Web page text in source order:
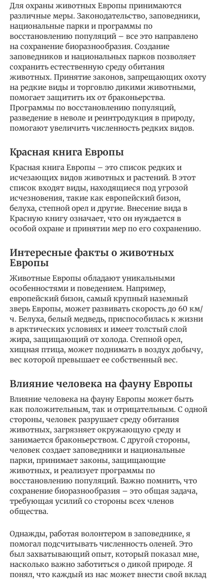
Для охраны животных Европы принимаются
различные меры. Законодательство, заповедники,
национальные парки и программы по
восстановлению популяций – все это направлено
на сохранение биоразнообразия. Создание
заповедников и национальных парков позволяет
сохранить естественную среду обитания
животных. Принятие законов, запрещающих охоту
на редкие виды и торговлю дикими животными,
помогает защитить их от браконьерства.
Программы по восстановлению популяций,
разведение в неволе и реинтродукция в природу,
помогают увеличить численность редких видов.
Красная книга Европы
Красная книга Европы – это список редких и
исчезающих видов животных и растений. В этот
список входят виды, находящиеся под угрозой
исчезновения, такие как европейский бизон,
белуха, степной орел и другие. Внесение вида в
Красную книгу означает, что он нуждается в
особой охране и принятии мер по его сохранению.
Интересные факты о животных
Европы
Животные Европы обладают уникальными
особенностями и поведением. Например,
европейский бизон, самый крупный наземный
зверь Европы, может развивать скорость до 60 км/
ч. Белуха, белый медведь, приспособилась к жизни
в арктических условиях и имеет толстый слой
жира, защищающий от холода. Степной орел,
хищная птица, может поднимать в воздух добычу,
вес которой превышает ее собственный вес.
Влияние человека на фауну Европы
Влияние человека на фауну Европы может быть
как положительным, так и отрицательным. С одной
стороны, человек разрушает среду обитания
животных, загрязняет окружающую среду и
занимается браконьерством. С другой стороны,
человек создает заповедники и национальные
парки, принимает законы, защищающие
животных, и реализует программы по
восстановлению популяций. Важно помнить, что
сохранение биоразнообразия – это общая задача,
требующая усилий со стороны всех членов
общества.
Однажды, работая волонтером в заповеднике, я
помогал подсчитывать численность оленей. Это
был захватывающий опыт, который показал мне,
насколько важно заботиться о дикой природе. Я
понял, что каждый из нас может внести свой вклад